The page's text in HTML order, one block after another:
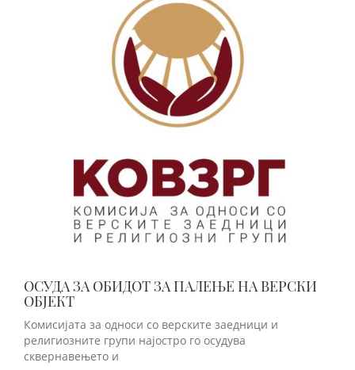
ОСУДА ЗА ОБИДОТ ЗА ПАЛЕЊЕ НА ВЕРСКИ
ОБЈЕКТ
Комисијата за односи со верските заедници и
религиозните групи најостро го осудува
сквернавењето и